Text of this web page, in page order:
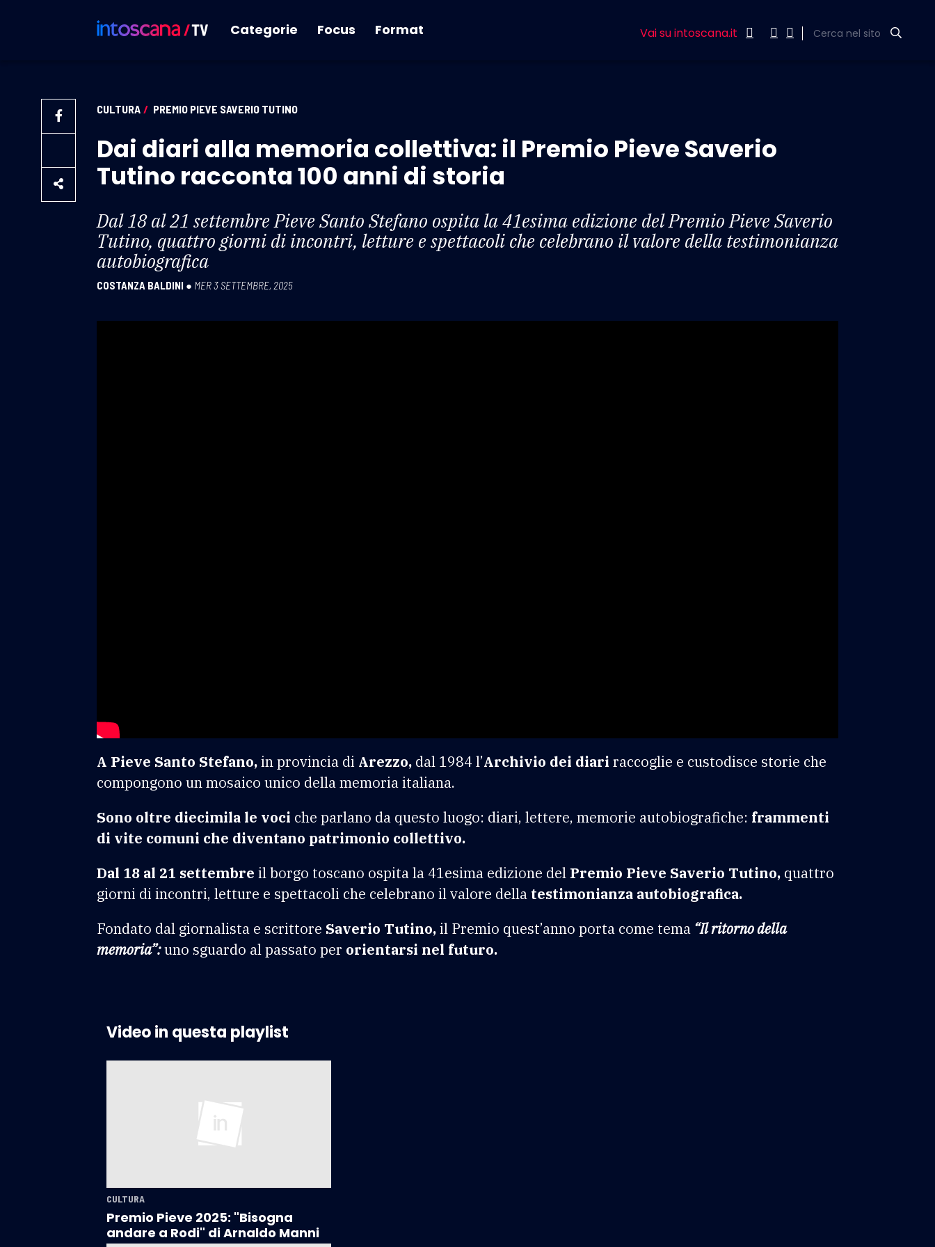
Categorie Focus Format Vai su intoscana.it Cerca nel sito
CULTURA / PREMIO PIEVE SAVERIO TUTINO
Dai diari alla memoria collettiva: il Premio Pieve Saverio
Tutino racconta 100 anni di storia
Dal 18 al 21 settembre Pieve Santo Stefano ospita la 41esima edizione del Premio Pieve Saverio
Tutino, quattro giorni di incontri, letture e spettacoli che celebrano il valore della testimonianza
autobiografica
COSTANZA BALDINI ● MER 3 SETTEMBRE, 2025
A Pieve Santo Stefano,in provincia di Arezzo, dal 1984 l’Archivio dei diari raccoglie e custodisce storie che
compongono un mosaico unico della memoria italiana.
Sono oltre diecimila le voci che parlano da questo luogo: diari, lettere, memorie autobiografiche: frammenti
di vite comuni che diventano patrimonio collettivo.
Dal 18 al 21 settembre il borgo toscano ospita la 41esima edizione del Premio Pieve Saverio Tutino, quattro
giorni di incontri, letture e spettacoli che celebrano il valore della testimonianza autobiografica.
Fondato dal giornalista e scrittore Saverio Tutino,il Premio quest’anno porta come tema “Il ritorno della
memoria”:uno sguardo al passato per orientarsi nel futuro.
Video in questa playlist
CULTURA
Premio Pieve 2025: "Bisogna
andare a Rodi" di Arnaldo Manni